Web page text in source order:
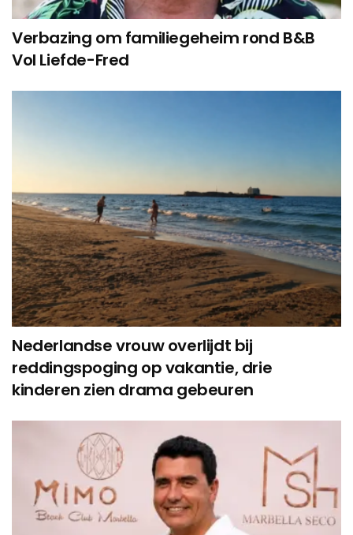
Verbazing om familiegeheim rond B&B
Vol Liefde-Fred
Nederlandse vrouw overlijdt bij
reddingspoging op vakantie, drie
kinderen zien drama gebeuren